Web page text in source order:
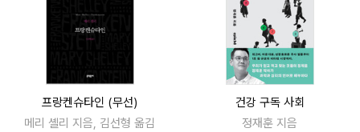
프랑켄슈타인 (무선)
메리 셸리 지음, 김선형 옮김
건강 구독 사회
정재훈 지음